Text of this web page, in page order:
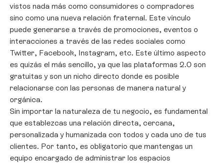
vistos nada más como consumidores o compradores
sino como una nueva relación fraternal. Este vínculo
puede generarse a través de promociones, eventos o
interacciones a través de las redes sociales como
Twitter, Facebook, Instagram, etc. Este último aspecto
es quizás el más sencillo, ya que las plataformas 2.0 son
gratuitas y son un nicho directo donde es posible
relacionarse con las personas de manera natural y
orgánica.
Sin importar la naturaleza de tu negocio, es fundamental
que establezcas una relación directa, cercana,
personalizada y humanizada con todos y cada uno de tus
clientes. Por tanto, es obligatorio que mantengas un
equipo encargado de administrar los espacios